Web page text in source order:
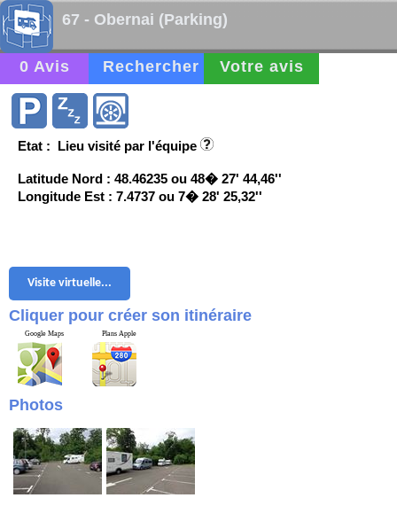
67 - Obernai (Parking)
0 Avis Rechercher Votre avis
Etat : Lieu visité par l'équipe
Latitude Nord : 48.46235 ou 48� 27' 44,46''
Longitude Est : 7.4737 ou 7� 28' 25,32''
Visite virtuelle...
Cliquer pour créer son itinéraire
Google Maps Plans Apple
Photos